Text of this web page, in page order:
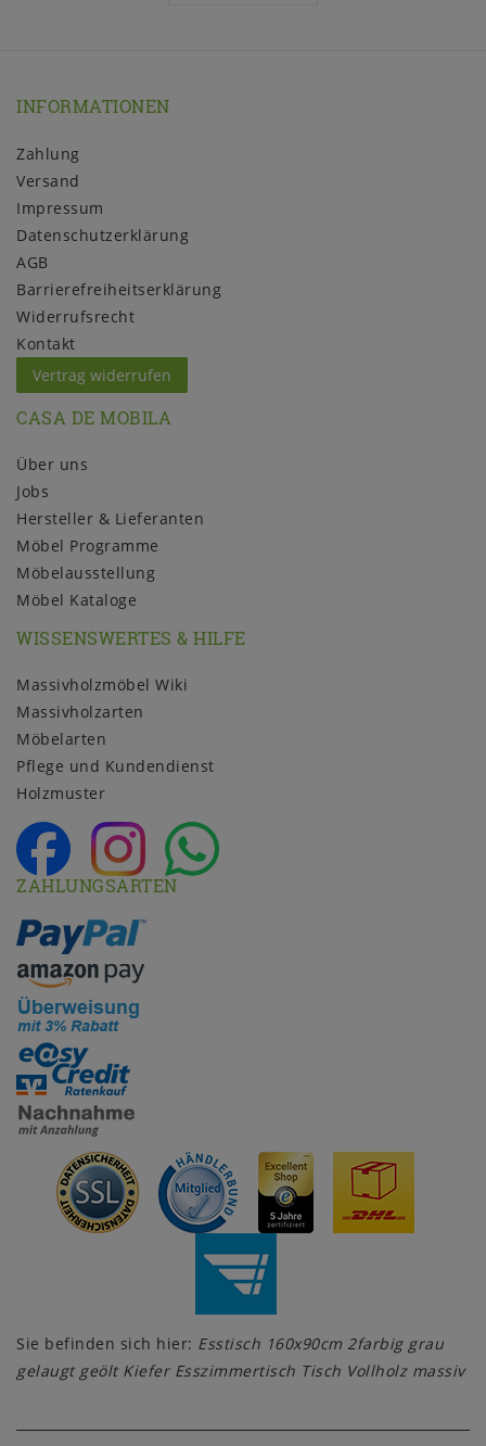
INFORMATIONEN
Zahlung
Versand
Impressum
Daten­schutz­erklärung
AGB
Barrierefreiheitserklärung
Widerrufs­recht
Kontakt
Vertrag widerrufen
CASA DE MOBILA
Über uns
Jobs
Hersteller & Lieferanten
Möbel Programme
Möbelausstellung
Möbel Kataloge
WISSENSWERTES & HILFE
Massivholzmöbel Wiki
Massivholzarten
Möbelarten
Pflege und Kundendienst
Holzmuster
ZAHLUNGSARTEN
Sie befinden sich hier: Esstisch 160x90cm 2farbig grau
gelaugt geölt Kiefer Esszimmertisch Tisch Vollholz massiv